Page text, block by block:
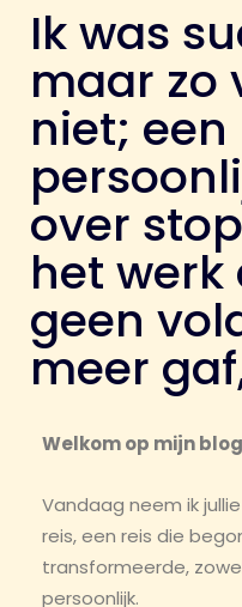
Ik was
maar zo
niet; een
over
het
geen
meer
Welkom op mijn
Vandaag neem ik
reis, een reis die
transformeerde,
persoonlijk.